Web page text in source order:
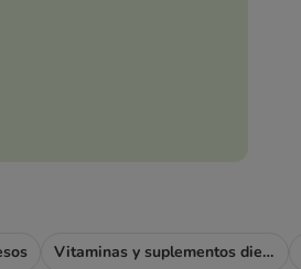
Vitaminas y suplementos dietéticos